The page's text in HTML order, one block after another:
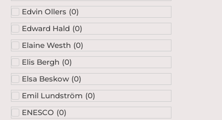
Edvin Ollers (0)
Edward Hald (0)
Elaine Westh (0)
Elis Bergh (0)
Elsa Beskow (0)
Emil Lundström (0)
ENESCO (0)